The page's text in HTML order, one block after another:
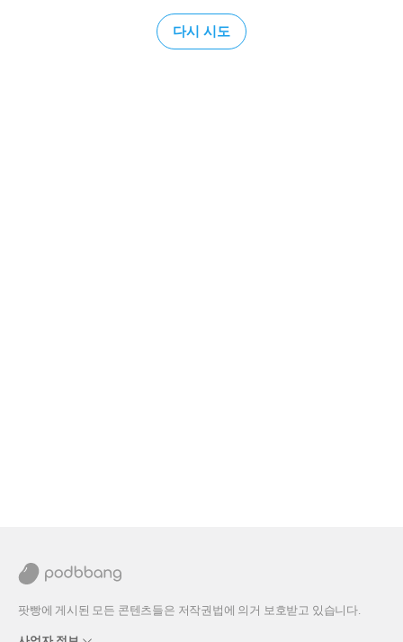
다시 시도
팟빵에 게시된 모든 콘텐츠들은 저작권법에 의거 보호받고 있습니다.